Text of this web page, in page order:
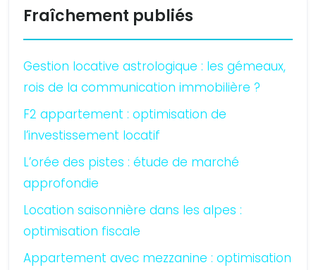
Fraîchement publiés
Gestion locative astrologique : les gémeaux,
rois de la communication immobilière ?
F2 appartement : optimisation de
l’investissement locatif
L’orée des pistes : étude de marché
approfondie
Location saisonnière dans les alpes :
optimisation fiscale
Appartement avec mezzanine : optimisation